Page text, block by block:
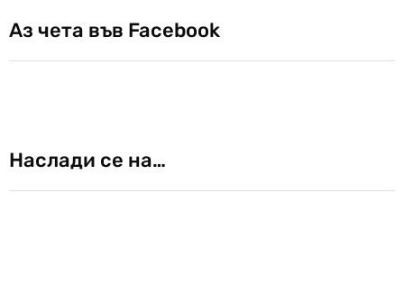
Аз чета във Facebook
Наслади се на…